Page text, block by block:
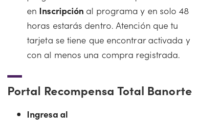
en Inscripción al programa y en solo 48
horas estarás dentro. Atención que tu
tarjeta se tiene que encontrar activada y
con al menos una compra registrada.
Portal Recompensa Total Banorte
Ingresa al